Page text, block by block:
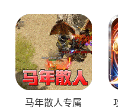
马年散人专属